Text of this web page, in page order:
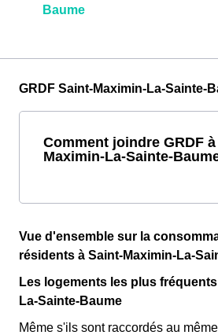
Baume
GRDF Saint-Maximin-La-Sainte-
Comment joindre GRDF
Maximin-La-Sainte-
Vue d'ensemble sur la
résidents à Saint-Maximin-La-
Les logements les plus
La-Sainte-Baume
Même s'ils sont raccordés au